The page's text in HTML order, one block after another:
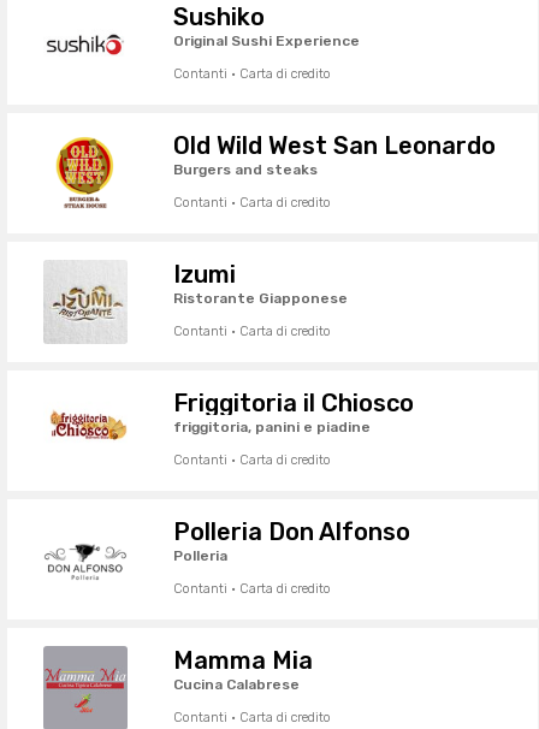
Sushiko
Original Sushi Experience
Contanti · Carta di credito
Old Wild West San Leonardo
Burgers and steaks
Contanti · Carta di credito
Izumi
Ristorante Giapponese
Contanti · Carta di credito
Friggitoria il Chiosco
friggitoria, panini e piadine
Contanti · Carta di credito
Polleria Don Alfonso
Polleria
Contanti · Carta di credito
Mamma Mia
Cucina Calabrese
Contanti · Carta di credito